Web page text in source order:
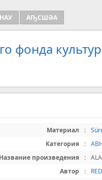
АҦСШӘА
фонда
Материал :
Категория
:
Название произведения
:
Автор
: